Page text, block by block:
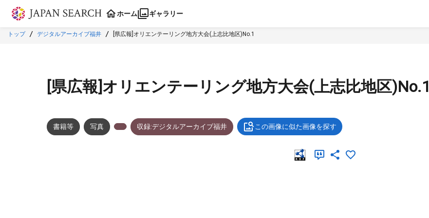
本文に飛ぶ
ホーム ギャラリー
トップ デジタルアーカイブ福井 [県広報]オリエンテーリング地方大会(上志比地区)No.1
[県広報]オリエンテーリング地方大会(上志比地区)No.1
書籍等 写真 収録:デジタルアーカイブ福井 この画像に似た画像を探す